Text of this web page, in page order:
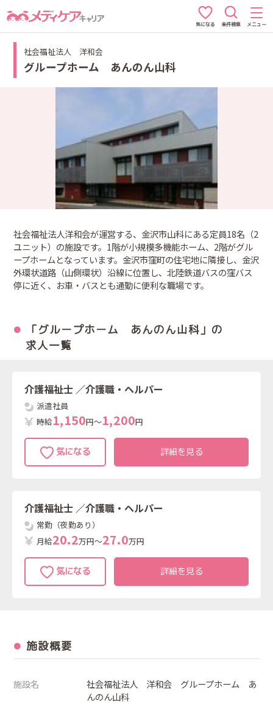
気になる 条件検索 メニュー
社会福祉法人 洋和会
グループホーム あんのん山科
社会福祉法人洋和会が運営する、金沢市山科にある定員18名（2
ユニット）の施設です。1階が小規模多機能ホーム、2階がグル
ープホームとなっています。金沢市窪町の住宅地に隣接し、金沢
外環状道路（山側環状）沿線に位置し、北陸鉄道バスの窪バス
停に近く、お車・バスとも通勤に便利な職場です。
「グループホーム あんのん山科」の
求人一覧
介護福祉士 ／介護職・ヘルパー
派遣社員
時給1,150円～1,200円
詳細を見る
介護福祉士 ／介護職・ヘルパー
常勤（夜勤あり）
月給20.2万円～27.0万円
詳細を見る
施設概要
施設名
社会福祉法人 洋和会 グループホーム あ
んのん山科